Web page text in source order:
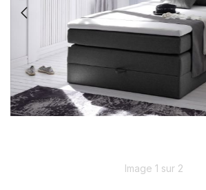
Image 1 sur 2